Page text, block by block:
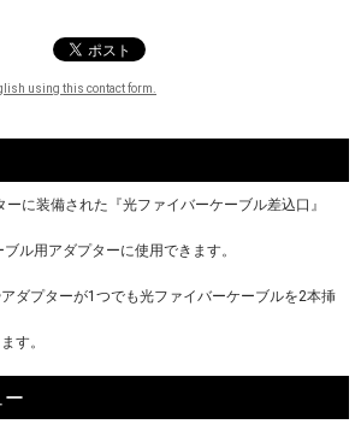
using this contact form.
に装備された『光ファイバーケーブル差込口』
ル用アダプターに使用できます。
ダプターが1つでも光ファイバーケーブルを2本挿
す。